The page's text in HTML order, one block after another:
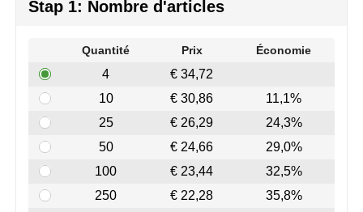
Vêtements de sport
Sécurité, voiture & vélo
Loisirs, jeux & plein air
Vêtements de travail
Join the pipe
Lipton
MagLite
Marksman
Marvin's
Stap 1: Nombre d'articles
Quantité Prix Économie
4
€ 34,72
10
€ 30,86
11,1%
25
€ 26,29
24,3%
50
€ 24,66
29,0%
100
€ 23,44
32,5%
250
€ 22,28
35,8%